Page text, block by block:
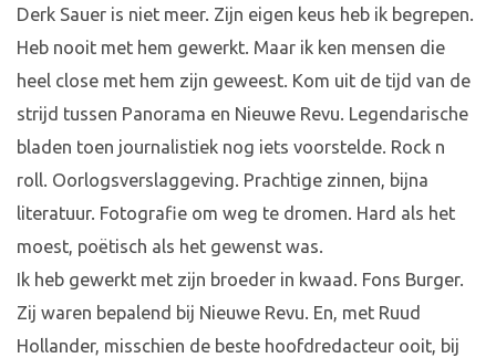
Derk Sauer is niet meer. Zijn eigen keus heb ik begrepen.
Heb nooit met hem gewerkt. Maar ik ken mensen die
heel close met hem zijn geweest. Kom uit de tijd van de
strijd tussen Panorama en Nieuwe Revu. Legendarische
bladen toen journalistiek nog iets voorstelde. Rock n
roll. Oorlogsverslaggeving. Prachtige zinnen, bijna
literatuur. Fotografie om weg te dromen. Hard als het
moest, poëtisch als het gewenst was.
Ik heb gewerkt met zijn broeder in kwaad. Fons Burger.
Zij waren bepalend bij Nieuwe Revu. En, met Ruud
Hollander, misschien de beste hoofdredacteur ooit, bij